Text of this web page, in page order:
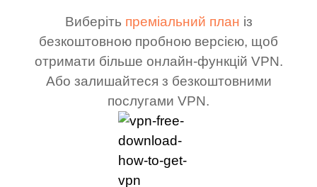
Виберіть преміальний план із
безкоштовною пробною версією, щоб
отримати більше онлайн-функцій VPN.
Або залишайтеся з безкоштовними
послугами VPN.